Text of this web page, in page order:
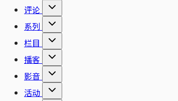
评论
系列
栏目
播客
影音
活动